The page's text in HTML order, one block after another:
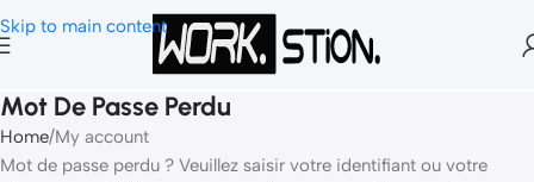
Skip to main content
Mot De Passe Perdu
Home My account
Mot de passe perdu ? Veuillez saisir votre identifiant ou votre